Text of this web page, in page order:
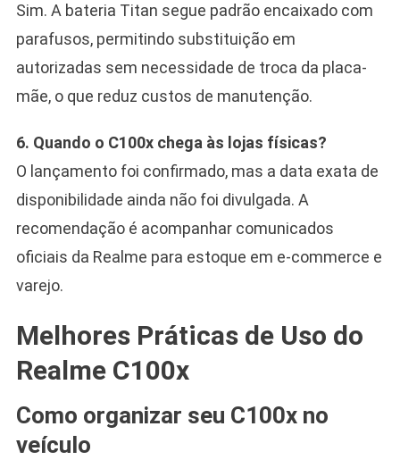
Sim. A bateria Titan segue padrão encaixado com
parafusos, permitindo substituição em
autorizadas sem necessidade de troca da placa-
mãe, o que reduz custos de manutenção.
6. Quando o C100x chega às lojas físicas?
O lançamento foi confirmado, mas a data exata de
disponibilidade ainda não foi divulgada. A
recomendação é acompanhar comunicados
oficiais da Realme para estoque em e-commerce e
varejo.
Melhores Práticas de Uso do
Realme C100x
Como organizar seu C100x no
veículo